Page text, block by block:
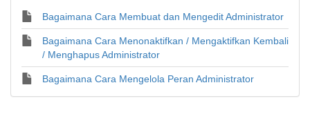
Bagaimana Cara Membuat dan Mengedit Administrator
Bagaimana Cara Menonaktifkan / Mengaktifkan Kembali
/ Menghapus Administrator
Bagaimana Cara Mengelola Peran Administrator